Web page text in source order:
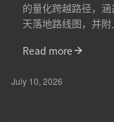
的量化跨越路径，
天落地路线图，并附
Read more
July 10, 2026